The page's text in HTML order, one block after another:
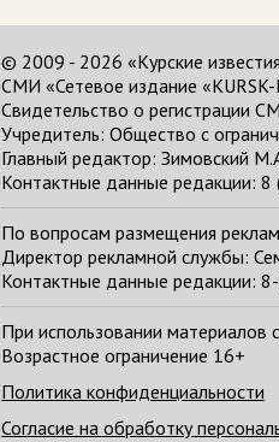
© 2009 - 2026 «Курские
СМИ «Сетевое издание «KURSK-
Свидетельство о
Учредитель: Общество с
Главный редактор: Зимовский
Контактные данные редакции:
По вопросам размещения
Директор рекламной службы:
Контактные данные редакции:
При использовании материалов
Возрастное ограничение 16+
Политика конфиденциальности
Согласие на обработку